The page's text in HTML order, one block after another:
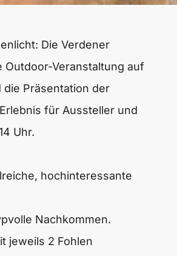
Die Verdener
Outdoor-Veranstaltung auf
die Präsentation der
für Aussteller und
Uhr.
hochinteressante
Nachkommen.
jeweils 2 Fohlen